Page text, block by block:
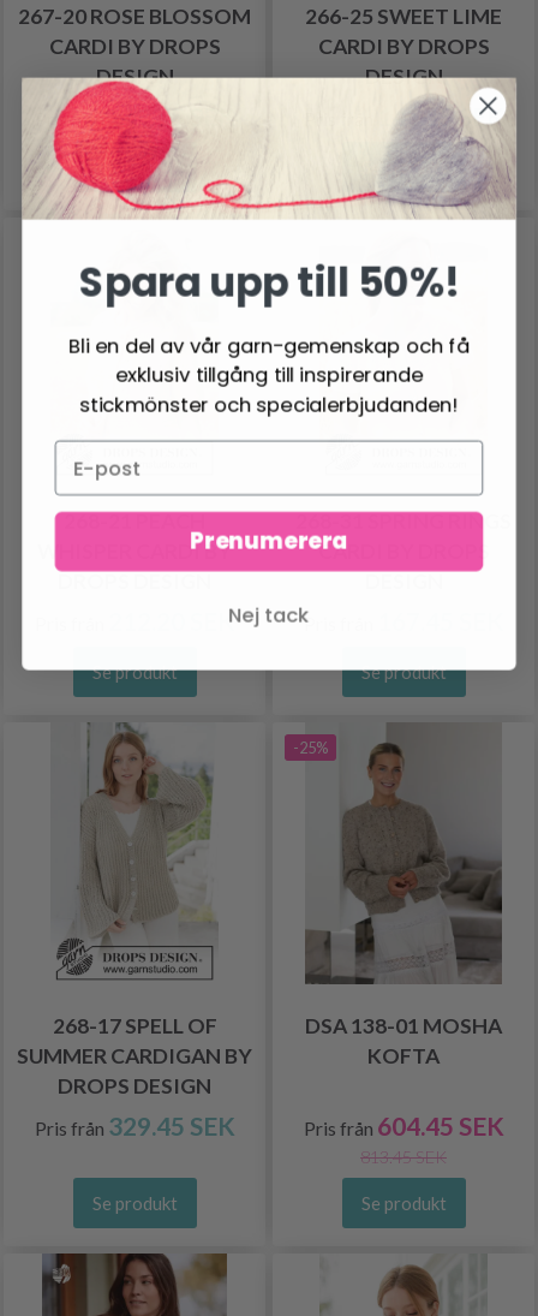
267-20 ROSE BLOSSOM
CARDI BY DROPS
DESIGN
Pris från260.25 SEK
Se produkt
266-25 SWEET LIME
CARDI BY DROPS
DESIGN
141.15 SEK
Se produkt
268-21 PEACH
WHISPER CARDI BY
212.20 SEK
Se produkt
268-31 SPRING RINGS
CARDI BY DROPS
Pris från
Se produkt
268-17 SPELL OF
SUMMER CARDIGAN BY
DROPS DESIGN
Pris från 329.45 SEK
Se produkt
-25%
DSA 138-01 MOSHA
KOFTA
Pris från 604.45 SEK
813.45 SEK
Se produkt
Spara upp till 50%!
Bli en del av vår garn-gemenskap och få
exklusiv tillgång till inspirerande
stickmönster och specialerbjudanden!
Prenumerera
Nej tack